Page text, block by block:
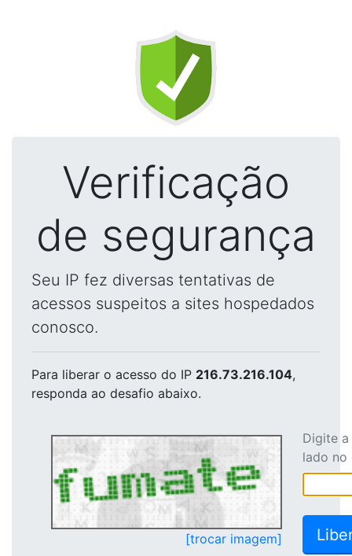
Verificação
de segurança
Seu IP fez diversas tentativas de
acessos suspeitos a sites hospedados
conosco.
Para liberar o acesso do IP 216.73.216.104,
responda ao desafio abaixo.
[trocar imagem]
Digite
lado no